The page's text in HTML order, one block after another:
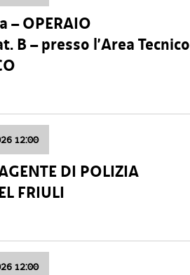
– OPERAIO
B – presso l’Area Tecnico
12:00
DI POLIZIA
FRIULI
12:00